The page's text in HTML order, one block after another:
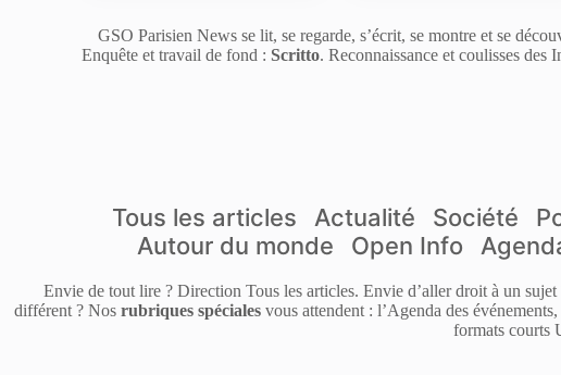
GSO Parisien News se lit, se regarde, s’écrit, se montre et se
Enquête et travail de fond : Scritto. Reconnaissance et coulisses des
Tous les articles Actualité Société
Autour du monde
Open Info
Envie de tout lire ? Direction Tous les articles. Envie d’aller droit à un sujet
différent ? Nos rubriques spécialesvous attendent : l’Agenda des
formats courts